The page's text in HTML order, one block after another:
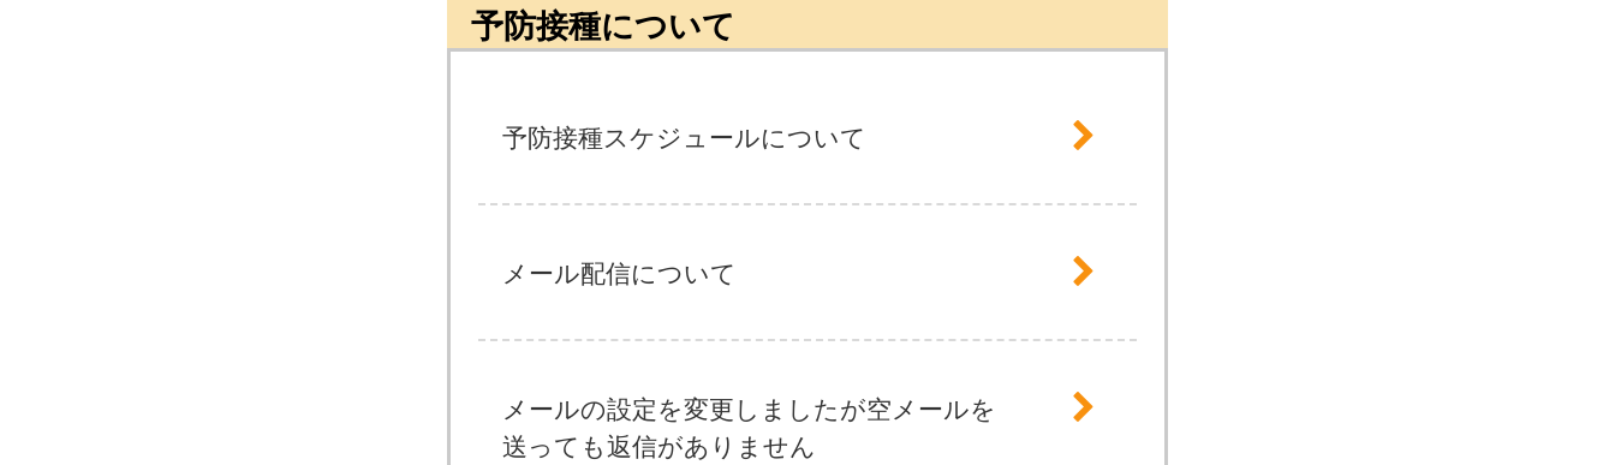
予防接種について
予防接種スケジュールについて
メール配信について
メールの設定を変更しましたが空メールを
送っても返信がありません